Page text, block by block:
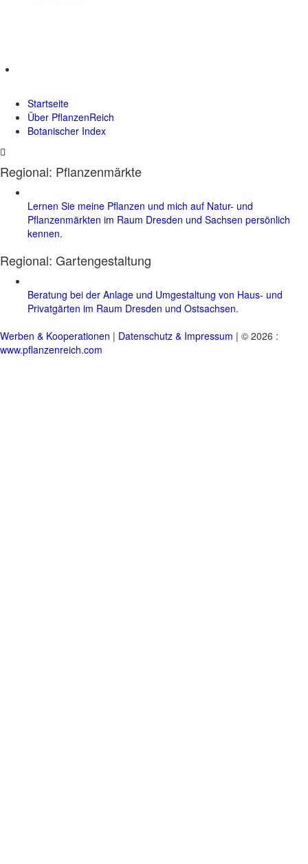
Startseite
Über PflanzenReich
Botanischer Index
Regional: Pflanzenmärkte
Lernen Sie meine Pflanzen und mich auf Natur- und
Pflanzenmärkten im Raum Dresden und Sachsen persönlich
kennen.
Regional: Gartengestaltung
Beratung bei der Anlage und Umgestaltung von Haus- und
Privatgärten im Raum Dresden und Ostsachsen.
Werben & Kooperationen | Datenschutz & Impressum | © 2026 :
www.pflanzenreich.com